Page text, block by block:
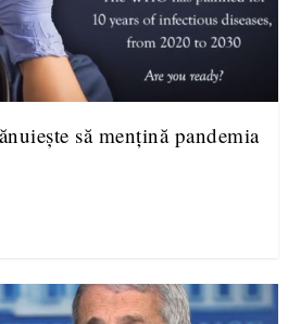
să mențină pandemia